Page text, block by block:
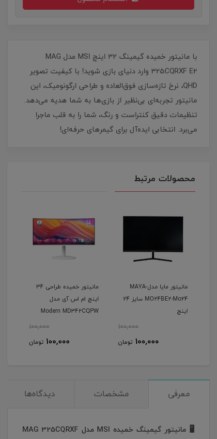
با مانیتور خمیده گیمینگ 32 اینچ MSI مدل MAG
325CQRXF E2 وارد دنیای بازی شوید! با کیفیت تصویر
QHD، نرخ تازه‌سازی فوق‌العاده و طراحی ارگونومیک، این
مانیتور تجربه‌ای بی‌نظیر از بازی‌ها به شما هدیه می‌دهد.
تنظیمات دقیق کنتراست و رنگ، شما را به قلب ماجرا
می‌برد. انتخابی ایده‌آل برای گیمرهای حرفه‌ای!
محصولات مرتبط
مانیتور مایا مدلMAYA-
MO24BE2-Mo24 سایز 24
اینچ
100,000
100,000 تومان
مانیتور خمیده طراحی 34
اینچ ام اس آی مدل
Modern MD342CQPW
100,000
100,000 تومان
معرفی مشخصات دیدگاه‌ها
🖥️ مانیتور گیمینگ خمیده MSI مدل MAG 325CQRXF